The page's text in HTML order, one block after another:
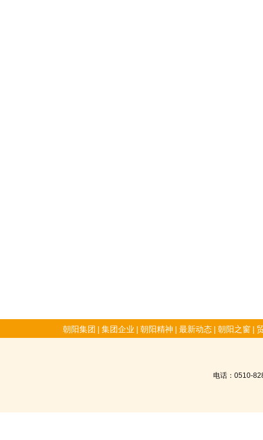
朝阳集团 | 集团企业 | 朝阳精神 | 最新动态 | 朝阳之窗 |
电话：0510-